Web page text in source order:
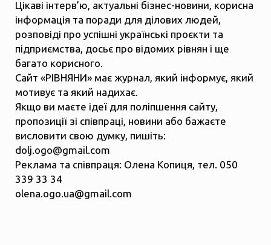
Цікаві інтерв’ю, актуальні бізнес-новини, корисна
інформація та поради для ділових людей,
розповіді про успішні українські проєкти та
підприємства, досьє про відомих рівнян і ще
багато корисного.
Сайт «РІВНЯНИ» має журнал, який інформує, який
мотивує та який надихає.
Якщо ви маєте ідеї для поліпшення сайту,
пропозиції зі співпраці, новини або бажаєте
висловити свою думку, пишіть:
dolj.ogo@gmail.com
Реклама та співпраця: Олена Копиця, тел. 050
339 33 34
olena.ogo.ua@gmail.com